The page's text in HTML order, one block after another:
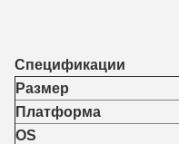
Спецификации
Размер
Платформа
OS